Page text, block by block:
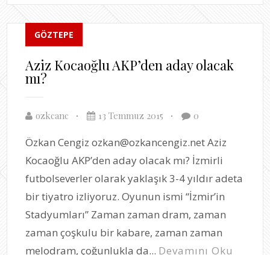
GÖZTEPE
Aziz Kocaoğlu AKP’den aday olacak
mı?
ozkcanc 13 Temmuz 2015 0
Özkan Cengiz ozkan@ozkancengiz.net Aziz
Kocaoğlu AKP’den aday olacak mı? İzmirli
futbolseverler olarak yaklaşık 3-4 yıldır adeta
bir tiyatro izliyoruz. Oyunun ismi “İzmir’in
Stadyumları” Zaman zaman dram, zaman
zaman çoşkulu bir kabare, zaman zaman
melodram, çoğunlukla da... Devamını Oku